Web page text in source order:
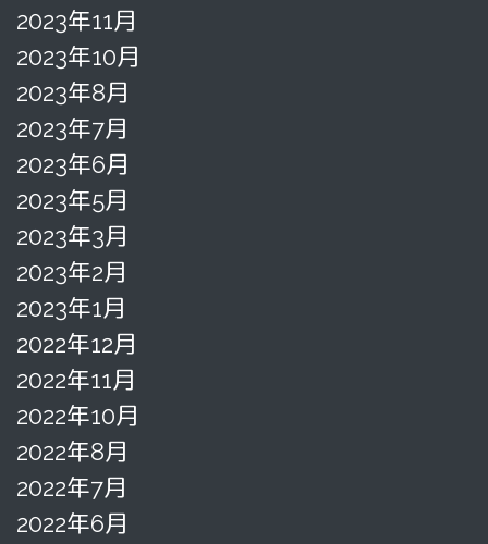
2023年11月
2023年10月
2023年8月
2023年7月
2023年6月
2023年5月
2023年3月
2023年2月
2023年1月
2022年12月
2022年11月
2022年10月
2022年8月
2022年7月
2022年6月